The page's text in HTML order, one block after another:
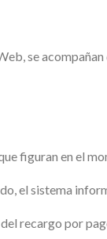
se
figuran en el
el sistema
recargo por